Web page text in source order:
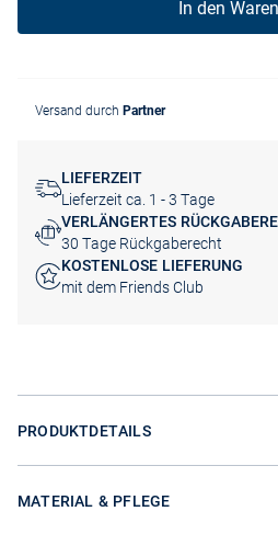
In den
Versand durch Partner
LIEFERZEIT
Lieferzeit ca. 1 - 3 Tage
VERLÄNGERTES
30 Tage Rückgaberecht
KOSTENLOSE LIEFERUNG
mit dem Friends Club
PRODUKTDETAILS
MATERIAL & PFLEGE